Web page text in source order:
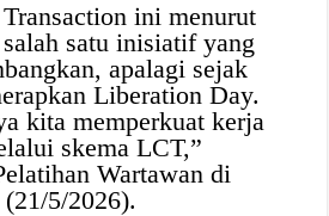
ini menurut
satu inisiatif yang
apalagi sejak
Liberation Day.
kita memperkuat kerja
skema LCT,”
Wartawan di
5/2026).